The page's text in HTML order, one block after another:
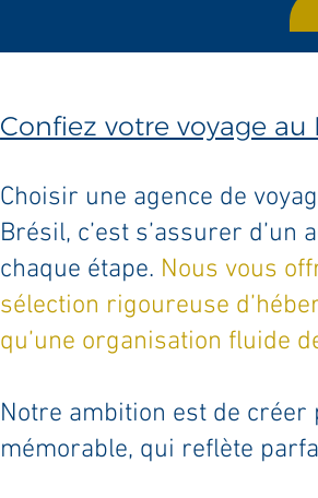
Confiez votre voyage
Choisir une agence de
Brésil, c’est s’assurer
chaque étape. Nous vous
sélection rigoureuse
qu’une organisation fluide
Notre ambition est de créer
mémorable, qui reflète